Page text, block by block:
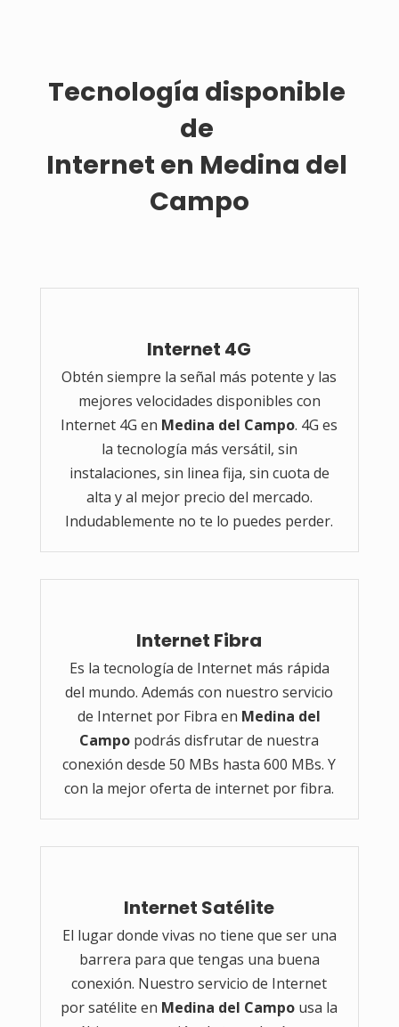
Tecnología disponible
de
Internet en Medina del
Campo
Internet 4G
Obtén siempre la señal más potente y las
mejores velocidades disponibles con
Internet 4G en Medina del Campo. 4G es
la tecnología más versátil, sin
instalaciones, sin linea fija, sin cuota de
alta y al mejor precio del mercado.
Indudablemente no te lo puedes perder.
Internet Fibra
Es la tecnología de Internet más rápida
del mundo. Además con nuestro servicio
de Internet por Fibra en Medina del
Campo podrás disfrutar de nuestra
conexión desde 50 MBs hasta 600 MBs. Y
con la mejor oferta de internet por fibra.
Internet Satélite
El lugar donde vivas no tiene que ser una
barrera para que tengas una buena
conexión. Nuestro servicio de Internet
por satélite en Medina del Campo usa la